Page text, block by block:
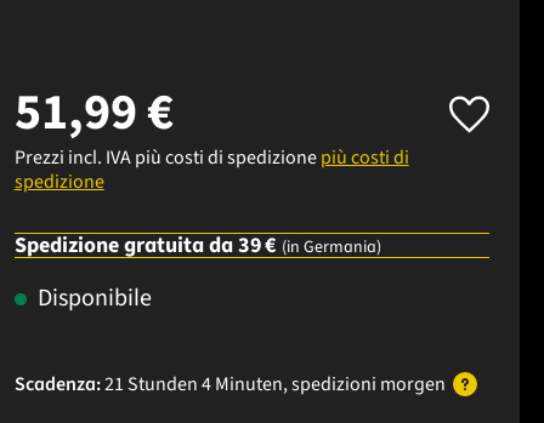
51,99 €
Prezzi incl. IVA più costi di spedizionepiù costi di
spedizione
Spedizione gratuita da 39 € (in Germania)
Disponibile
Scadenza:21 Stunden 4 Minuten, spedizioni morgen